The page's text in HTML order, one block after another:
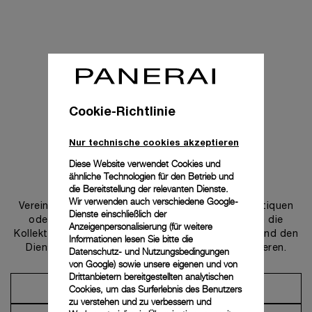
Uns kontaktieren
Vereinbaren Sie einen Termin in einer unserer Boutiquen
oder wenden Sie sich an unseren Concierge, um die
Kollektionen zu entdecken und von der Beratung und den
Dienstleistungen unserer Botschafter zu profitieren.
Einen Termin vereinbaren
Cookie-Richtlinie
Nur technische cookies akzeptieren
Diese Website verwendet Cookies und
ähnliche Technologien für den Betrieb und
die Bereitstellung der relevanten Dienste.
Wir verwenden auch verschiedene Google-
Dienste einschließlich der
Anzeigenpersonalisierung (für weitere
Informationen lesen Sie bitte die
Datenschutz- und Nutzungsbedingungen
von Google) sowie unsere eigenen und von
Drittanbietern bereitgestellten analytischen
Cookies, um das Surferlebnis des Benutzers
zu verstehen und zu verbessern und